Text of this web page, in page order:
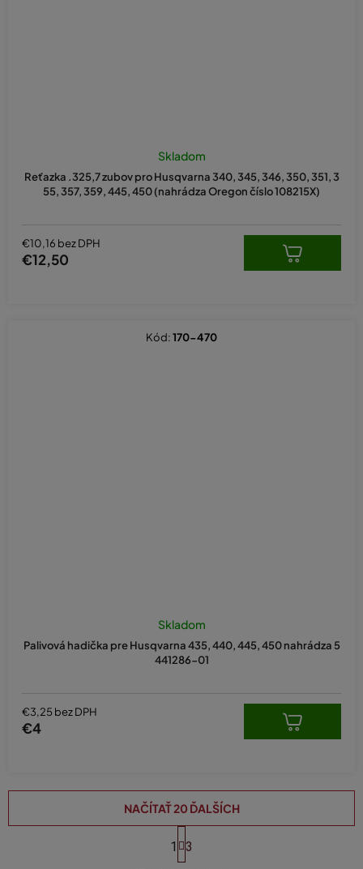
Reťazka .325,7 zubov pro Husqvarna 340, 345, 346, 350, 351, 3
55, 357, 359, 445, 450 (nahrádza Oregon číslo 108215X)
hodnotenie
je
5,0
Skladom
€10,16 bez DPH
€12,50
Palivová hadička pre Husqvarna 435, 440, 445, 450 nahrádza 5
441286-01
Skladom
€3,25 bez DPH
€4
Kód:170-470
O
NAČÍTAŤ 20 ĎALŠÍCH
S
t
r
1 3